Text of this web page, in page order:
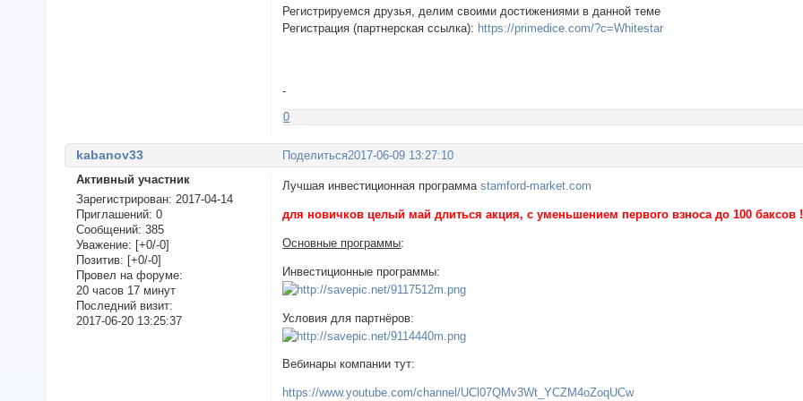
Регистрируемся друзья, делим своими достижениями в данной теме
Регистрация (партнерская ссылка): https://primedice.com/?c=Whitestar
-
0
Поделиться2017-06-09 13:27:10
kabanov33
Активный участник
Зарегистрирован: 2017-04-14
Приглашений: 0
Сообщений: 385
Уважение: [+0/-0]
Позитив: [+0/-0]
Провел на форуме:
20 часов 17 минут
Последний визит:
2017-06-20 13:25:37
Лучшая инвестиционная программаstamford-market.com
для новичков целый май длиться акция, с уменьшением первого взноса до 100 баксов !
Основные программы:
Инвестиционные программы:
Условия для партнёров:
Вебинары компании тут:
https://www.youtube.com/channel/UCl07QMv3Wt_YCZM4oZoqUCw